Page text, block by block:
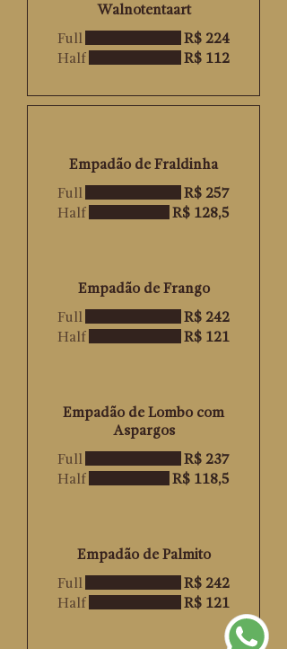
Walnotentaart
Full
R$ 224
Half
R$ 112
Empadão de Fraldinha
Full
R$ 257
Half
R$ 128,5
Empadão de Frango
Full
R$ 242
Half
R$ 121
Empadão de Lombo com
Aspargos
Full
R$ 237
Half
R$ 118,5
Empadão de Palmito
Full
R$ 242
Half
R$ 121